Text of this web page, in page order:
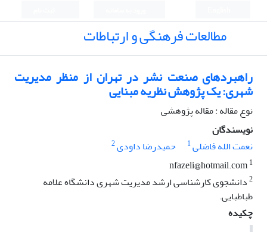
مطالعات فرهنگی و ارتباطات
راهبردهای صنعت نشر در تهران از منظر مدیریت
شهری: یک پژوهش نظریه‌ مبنایی
نوع مقاله : مقاله پژوهشی
نویسندگان
نعمت الله فاضلی1 حمیدرضا داودی2
1
2دانشجوی کارشناسی ارشد مدیریت شهری دانشگاه علامه
طباطبایی.
چکیده